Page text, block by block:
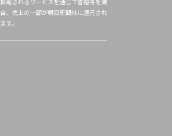
、売上の一部が朝日新聞社に還元され
す。